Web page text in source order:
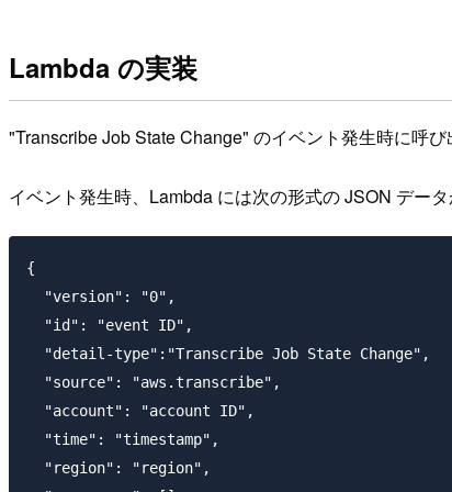
Lambda の実装
"Transcribe Job State Change" のイベント発生時に呼
イベント発生時、Lambda には次の形式の JSON データ
{
  "version": "0",
  "id": "event ID",
  "detail-type":"Transcribe Job State Change",
  "source": "aws.transcribe",
  "account": "account ID",
  "time": "timestamp",
  "region": "region",